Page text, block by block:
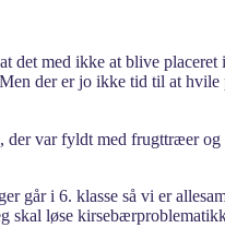
det med ikke at blive
der er jo ikke tid til at
der var fyldt med frugttræer
går i 6. klasse så vi er
skal løse